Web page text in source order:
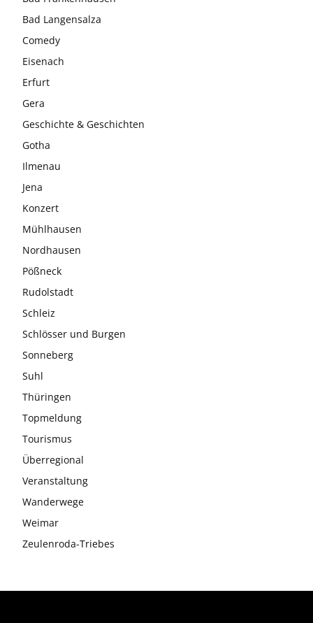
Bad Langensalza
Comedy
Eisenach
Erfurt
Gera
Geschichte & Geschichten
Gotha
Ilmenau
Jena
Konzert
Mühlhausen
Nordhausen
Pößneck
Rudolstadt
Schleiz
Schlösser und Burgen
Sonneberg
Suhl
Thüringen
Topmeldung
Tourismus
Überregional
Veranstaltung
Wanderwege
Weimar
Zeulenroda-Triebes